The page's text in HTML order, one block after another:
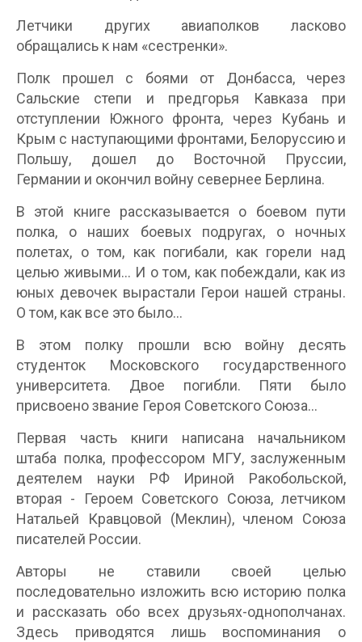
Летчики других авиаполков ласково
обращались к нам «сестренки».
Полк прошел с боями от Донбасса, через
Сальские степи и предгорья Кавказа при
отступлении Южного фронта, через Кубань и
Крым с наступающими фронтами, Белоруссию и
Польшу, дошел до Восточной Пруссии,
Германии и окончил войну севернее Берлина.
В этой книге рассказывается о боевом пути
полка, о наших боевых подругах, о ночных
полетах, о том, как погибали, как горели над
целью живыми… И о том, как побеждали, как из
юных девочек вырастали Герои нашей страны.
О том, как все это было…
В этом полку прошли всю войну десять
студенток Московского государственного
университета. Двое погибли. Пяти было
присвоено звание Героя Советского Союза…
Первая часть книги написана начальником
штаба полка, профессором МГУ, заслуженным
деятелем науки РФ Ириной Ракобольской,
вторая - Героем Советского Союза, летчиком
Натальей Кравцовой (Меклин), членом Союза
писателей России.
Авторы не ставили своей целью
последовательно изложить всю историю полка
и рассказать обо всех друзьях-однополчанах.
Здесь приводятся лишь воспоминания о